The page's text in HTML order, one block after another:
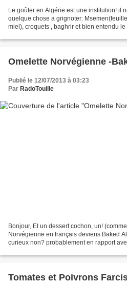
Le goûter en Algérie est une institution! il
quelque chose a grignoter:
miel), croquets , baghrir et bien entendu
Omelette Norvégienne -
Publié le 12/07/2013 à 03:23
Par RadoTouille
Bonjour, Et un dessert cochon, un!
Norvégienne en français deviens Baked
curieux non? probablement en rapport
Tomates et Poivrons